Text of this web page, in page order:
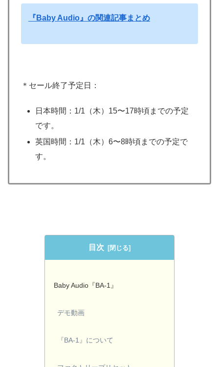
『Baby Audio』の関連記事まとめ
＊セール終了予定日：
日本時間：1/1（木）15〜17時頃までの予定
です。
英国時間：1/1（木）6〜8時頃までの予定で
す。
目次
Baby Audio『BA-1』
デモ動画
『BA-1』について